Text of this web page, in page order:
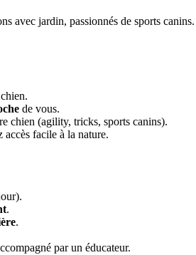
avec jardin, passionnés de sports canins.
de vous.
chien (agility, tricks, sports canins).
accès facile à la nature.
.
.
par un éducateur.